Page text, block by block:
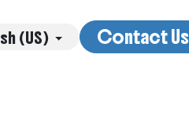
(US) Contact Us